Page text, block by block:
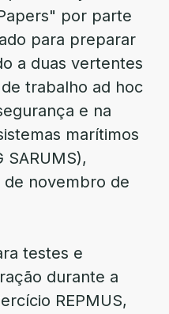
por parte
para preparar
a duas vertentes
trabalho ad hoc
e na
marítimos
SARUMS),
novembro de
testes e
durante a
REPMUS,